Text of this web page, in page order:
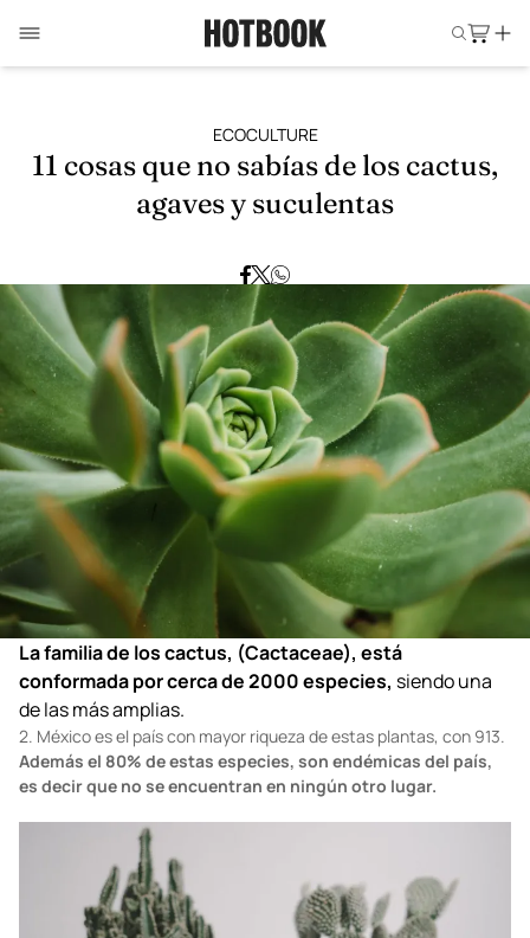
ECOCULTURE
11 cosas que no sabías de los cactus,
agaves y suculentas
La familia de los cactus, (Cactaceae), está
conformada por cerca de 2000 especies, siendo una
de las más amplias.
2. México es el país con mayor riqueza de estas plantas, con 913.
Además el 80% de estas especies, son endémicas del país,
es decir que no se encuentran en ningún otro lugar.